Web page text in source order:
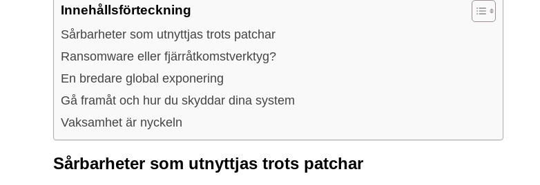
Innehållsförteckning
Sårbarheter som utnyttjas trots patchar
Ransomware eller fjärråtkomstverktyg?
En bredare global exponering
Gå framåt och hur du skyddar dina system
Vaksamhet är nyckeln
Sårbarheter som utnyttjas trots patchar